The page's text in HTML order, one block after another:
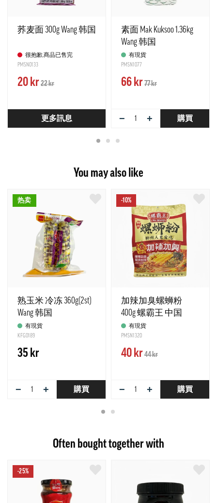
荞麦面 300g Wang 韩国
很抱歉,商品已售完
PMSN0133
20 kr22 kr
更多訊息
素面 Mak Kuksoo 1.36kg
Wang 韩国
有現貨
PMSN1077
66 kr77 kr
− + 購買
You may also like
热卖
熟玉米 冷冻 360g(2st)
Wang 韩国
有現貨
KFG0189
35 kr
− + 購買
-10%
加辣加臭螺蛳粉
400g 螺霸王 中国
有現貨
PMSN1320
40 kr44 kr
− + 購買
Often bought together with
-25%